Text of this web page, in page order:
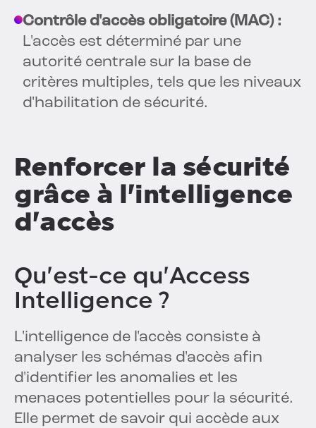
Contrôle d'accès obligatoire (MAC) :
L'accès est déterminé par une
autorité centrale sur la base de
critères multiples, tels que les niveaux
d'habilitation de sécurité.
Renforcer la sécurité
grâce à l'intelligence
d'accès
Qu'est-ce qu'Access
Intelligence ?
L'intelligence de l'accès consiste à
analyser les schémas d'accès afin
d'identifier les anomalies et les
menaces potentielles pour la sécurité.
Elle permet de savoir qui accède aux